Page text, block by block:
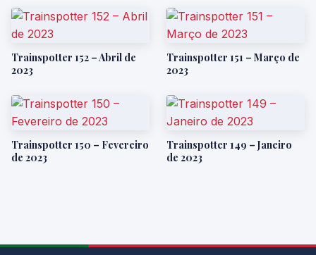
Trainspotter 152 – Abril de
2023
Trainspotter 151 – Março de
2023
Trainspotter 150 – Fevereiro
de 2023
Trainspotter 149 – Janeiro
de 2023